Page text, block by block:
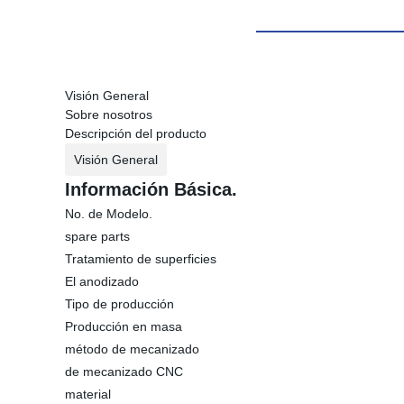
Visión General
Sobre nosotros
Descripción del producto
Visión General
Información Básica.
No. de Modelo.
spare parts
Tratamiento de superficies
El anodizado
Tipo de producción
Producción en masa
método de mecanizado
de mecanizado CNC
material